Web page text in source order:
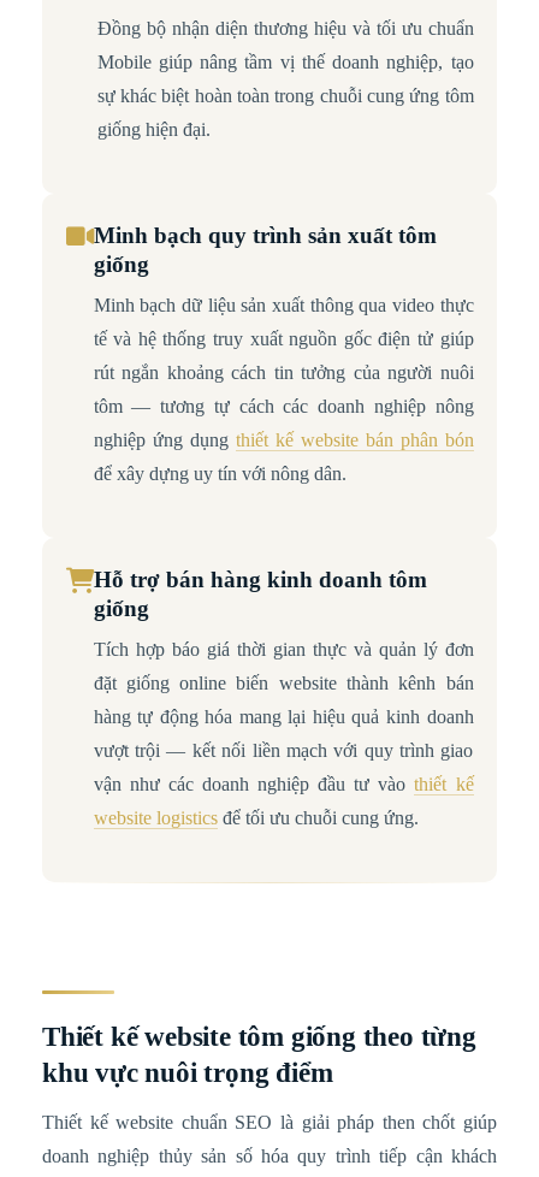
Đồng bộ nhận diện thương hiệu và tối ưu chuẩn
Mobile giúp nâng tầm vị thế doanh nghiệp, tạo
sự khác biệt hoàn toàn trong chuỗi cung ứng tôm
giống hiện đại.
Minh bạch quy trình sản xuất tôm
giống
Minh bạch dữ liệu sản xuất thông qua video thực
tế và hệ thống truy xuất nguồn gốc điện tử giúp
rút ngắn khoảng cách tin tưởng của người nuôi
tôm — tương tự cách các doanh nghiệp nông
nghiệp ứng dụng thiết kế website bán phân bón
để xây dựng uy tín với nông dân.
Hỗ trợ bán hàng kinh doanh tôm
giống
Tích hợp báo giá thời gian thực và quản lý đơn
đặt giống online biến website thành kênh bán
hàng tự động hóa mang lại hiệu quả kinh doanh
vượt trội — kết nối liền mạch với quy trình giao
vận như các doanh nghiệp đầu tư vàothiết kế
website logisticsđể tối ưu chuỗi cung ứng.
Thiết kế website tôm giống theo từng
khu vực nuôi trọng điểm
Thiết kế website chuẩn SEO là giải pháp then chốt giúp
doanh nghiệp thủy sản số hóa quy trình tiếp cận khách